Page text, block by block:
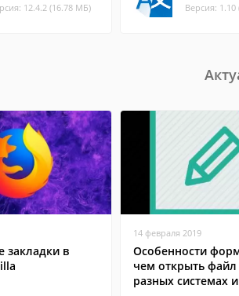
12.4.2 (16.78 МБ) Версия:
закладки в
14 февраля 2019
Особенности
чем открыть файл
разных системах